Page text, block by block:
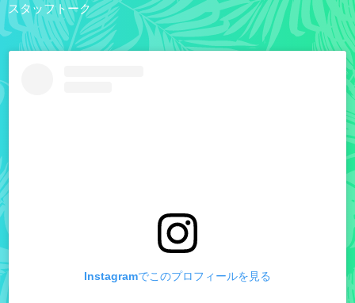
スタッフトーク
Instagramでこのプロフィールを見る